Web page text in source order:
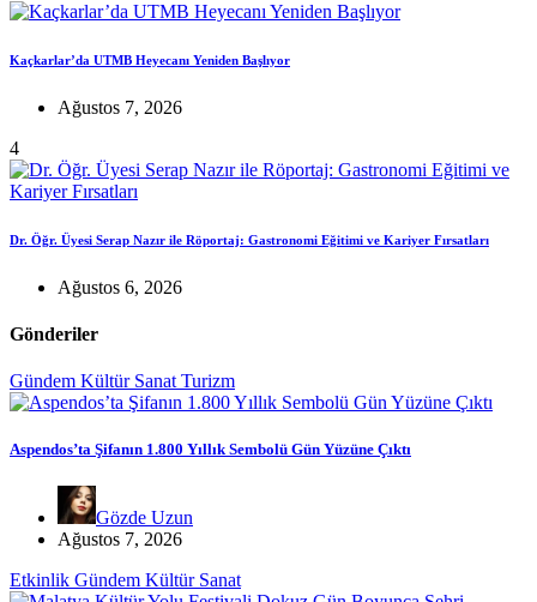
Kaçkarlar’da UTMB Heyecanı Yeniden Başlıyor
Ağustos 7, 2026
4
Dr. Öğr. Üyesi Serap Nazır ile Röportaj: Gastronomi Eğitimi ve Kariyer Fırsatları
Ağustos 6, 2026
Gönderiler
Gündem Kültür Sanat Turizm
Aspendos’ta Şifanın 1.800 Yıllık Sembolü Gün Yüzüne Çıktı
Gözde Uzun
Ağustos 7, 2026
Etkinlik Gündem Kültür Sanat